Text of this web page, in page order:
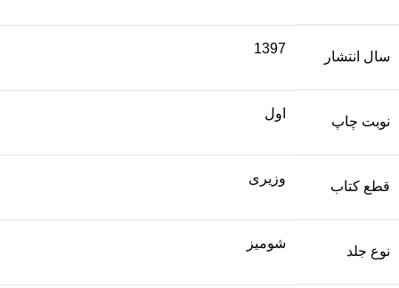
سال انتشار
1397
نوبت چاپ
اول
قطع کتاب
وزیری
نوع جلد
شومیز